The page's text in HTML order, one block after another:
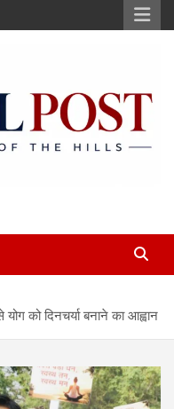
को दिनचर्या बनाने का आह्वान